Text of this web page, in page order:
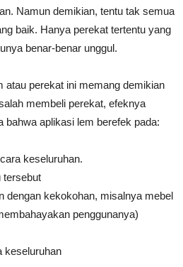
Namun demikian, tentu tak semua
baik. Hanya perekat tertentu yang
benar-benar unggul.
atau perekat ini memang demikian
membeli perekat, efeknya
bahwa aplikasi lem berefek pada:
keseluruhan.
tersebut
dengan kekokohan, misalnya mebel
penggunanya)
keseluruhan